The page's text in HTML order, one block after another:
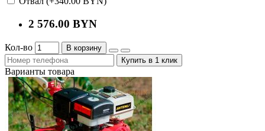
2 576.00 BYN
Кол-во
В корзину
Купить в 1 клик
Варианты товара